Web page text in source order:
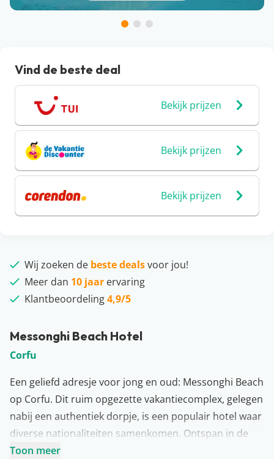
Messonghi Beach Hotel
Corfu
Een geliefd adresje voor jong en oud: Messonghi Beach
op Corfu. Dit ruim opgezette vakantiecomplex, gelegen
nabij een authentiek dorpje, is een populair hotel waar
diverse nationaliteiten samenkomen. Ontspan in de
gerenoveerde kamers en laat je verrassen door het
Toon meer
Vind de beste deal
Bekijk prijzen
Bekijk prijzen
Bekijk prijzen
Wij zoeken de beste dealsvoor jou!
Meer dan 10 jaar ervaring
Klantbeoordeling4,9/5